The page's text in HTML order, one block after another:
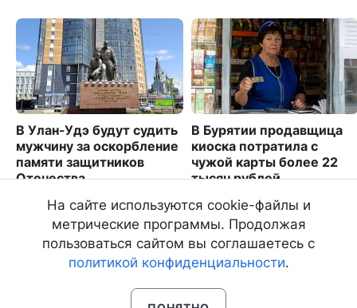
В Улан-Удэ будут судить
мужчину за оскорбление
памяти защитников
Отечества
2865
В Бурятии продавщица
киоска потратила с
чужой карты более 22
тысяч рублей
182
На сайте используются cookie-файлы и
метрические программы. Продолжая
пользоваться сайтом вы соглашаетесь с
политикой конфиденциальности.